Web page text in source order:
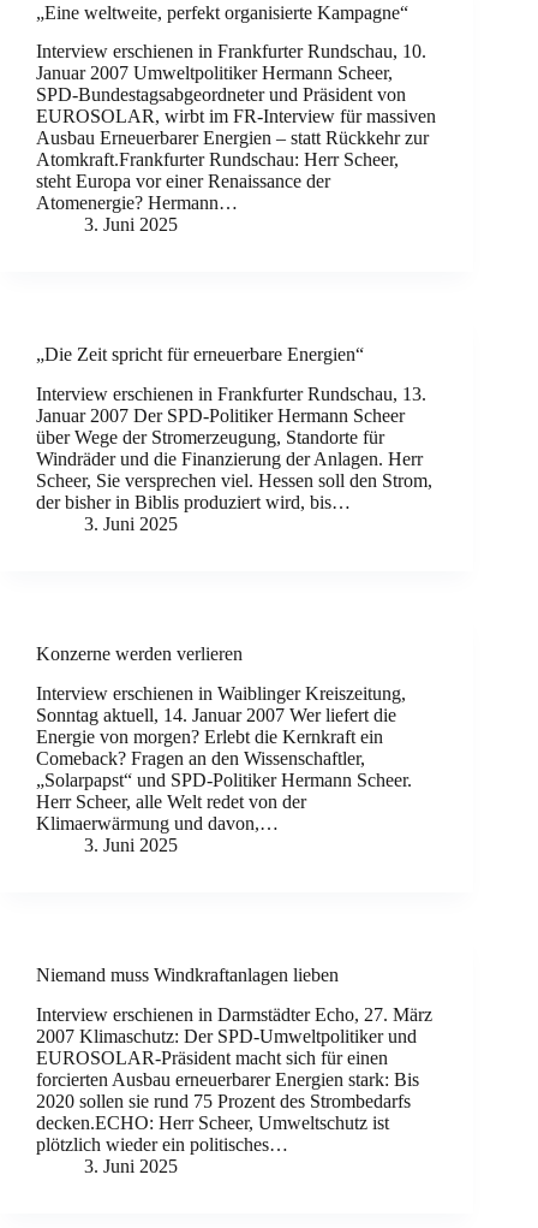
„Eine weltweite, perfekt organisierte Kampagne“
Interview erschienen in Frankfurter Rundschau, 10.
Januar 2007 Umweltpolitiker Hermann Scheer,
SPD-Bundestagsabgeordneter und Präsident von
EUROSOLAR, wirbt im FR-Interview für massiven
Ausbau Erneuerbarer Energien – statt Rückkehr zur
Atomkraft.Frankfurter Rundschau: Herr Scheer,
steht Europa vor einer Renaissance der
Atomenergie? Hermann…
3. Juni 2025
„Die Zeit spricht für erneuerbare Energien“
Interview erschienen in Frankfurter Rundschau, 13.
Januar 2007 Der SPD-Politiker Hermann Scheer
über Wege der Stromerzeugung, Standorte für
Windräder und die Finanzierung der Anlagen. Herr
Scheer, Sie versprechen viel. Hessen soll den Strom,
der bisher in Biblis produziert wird, bis…
3. Juni 2025
Konzerne werden verlieren
Interview erschienen in Waiblinger Kreiszeitung,
Sonntag aktuell, 14. Januar 2007 Wer liefert die
Energie von morgen? Erlebt die Kernkraft ein
Comeback? Fragen an den Wissenschaftler,
„Solarpapst“ und SPD-Politiker Hermann Scheer.
Herr Scheer, alle Welt redet von der
Klimaerwärmung und davon,…
3. Juni 2025
Niemand muss Windkraftanlagen lieben
Interview erschienen in Darmstädter Echo, 27. März
2007 Klimaschutz: Der SPD-Umweltpolitiker und
EUROSOLAR-Präsident macht sich für einen
forcierten Ausbau erneuerbarer Energien stark: Bis
2020 sollen sie rund 75 Prozent des Strombedarfs
decken.ECHO: Herr Scheer, Umweltschutz ist
plötzlich wieder ein politisches…
3. Juni 2025